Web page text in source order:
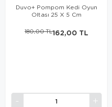
Duvo+ Pompom Kedi Oyun
Oltası 25 X 5 Cm
162,00 TL
180,00 TL